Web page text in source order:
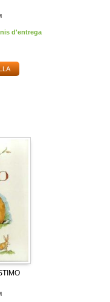
d'entrega